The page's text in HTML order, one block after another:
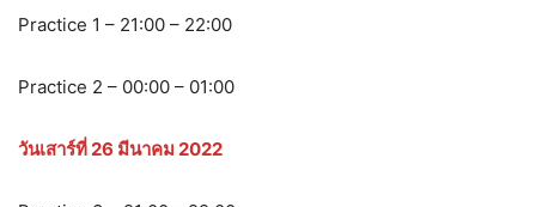
Practice 1 – 21:00 – 22:00
Practice 2 – 00:00 – 01:00
วันเสาร์ที่ 26 มีนาคม 2022